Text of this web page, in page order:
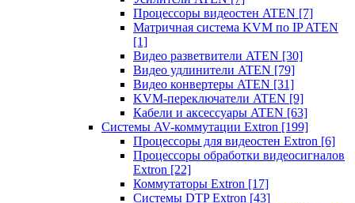
Процессоры видеостен ATEN [7]
Матричная система KVM по IP ATEN
[1]
Видео разветвители ATEN [30]
Видео удлинители ATEN [79]
Видео конвертеры ATEN [31]
KVM-переключатели ATEN [9]
Кабели и аксессуары ATEN [63]
Системы AV-коммутации Extron [199]
Процессоры для видеостен Extron [6]
Процессоры обработки видеосигналов
Extron [22]
Коммутаторы Extron [17]
Системы DTP Extron [43]